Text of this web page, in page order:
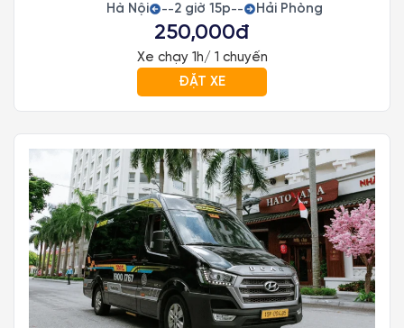
Hà Nội --2 giờ 15p-- Hải Phòng
250,000đ
Xe chạy 1h/ 1 chuyến
ĐẶT XE